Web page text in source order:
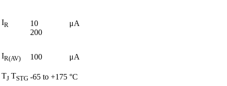
IR
10
200
μA
IR(AV) 100
μA
TJ TSTG -65 to +175 °C